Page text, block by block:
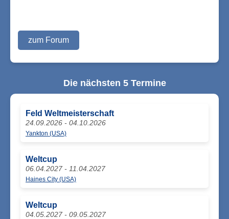
zum Forum
Die nächsten 5 Termine
Feld Weltmeisterschaft
24.09.2026 - 04.10.2026
Yankton (USA)
Weltcup
06.04.2027 - 11.04.2027
Haines City (USA)
Weltcup
04.05.2027 - 09.05.2027